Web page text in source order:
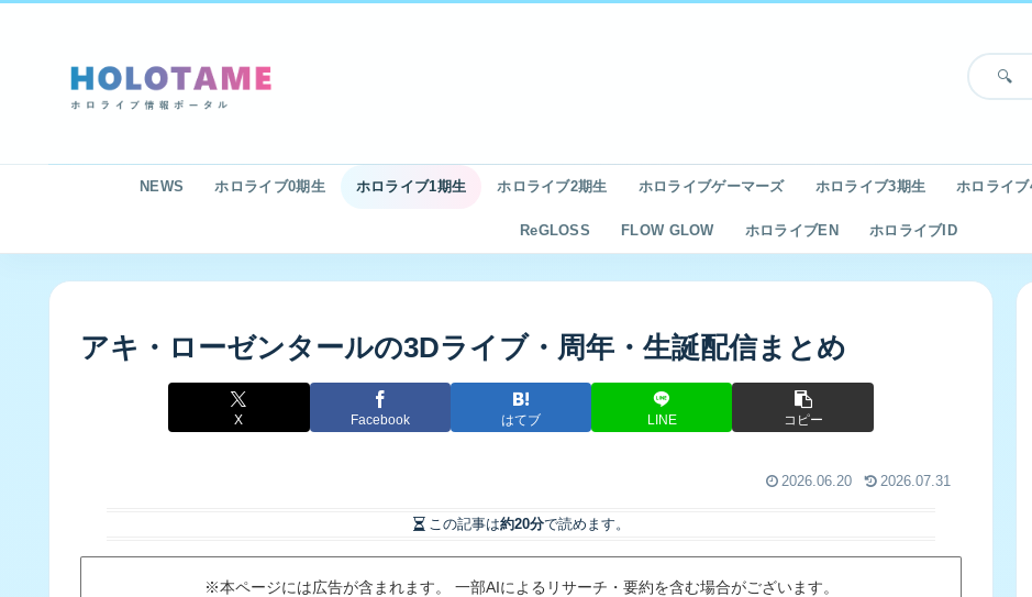
NEWS ホロライブ0期生 ホロライブ1期生 ホロライブ2期生 ホロライブゲーマーズ ホロライブ3期生 ホロライ
ReGLOSS FLOW GLOW ホロライブEN ホロライブID
アキ・ローゼンタールの3Dライブ・周年・生誕配信まとめ
X Facebook はてブ LINE コピー
2026.06.20 2026.07.31
この記事は約20分で読めます。
※本ページには広告が含まれます。 一部AIによるリサーチ・要約を含む場合がございます。